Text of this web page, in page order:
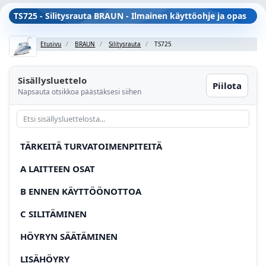
TS725 - Silitysrauta BRAUN - Ilmainen käyttöohje ja opas
Etusivu BRAUN Silitysrauta TS725
Sisällysluettelo
Napsauta otsikkoa päästäksesi siihen
Piilota
TÄRKEITÄ TURVATOIMENPITEITÄ
A LAITTEEN OSAT
B ENNEN KÄYTTÖÖNOTTOA
C SILITÄMINEN
HÖYRYN SÄÄTÄMINEN
LISÄHÖYRY